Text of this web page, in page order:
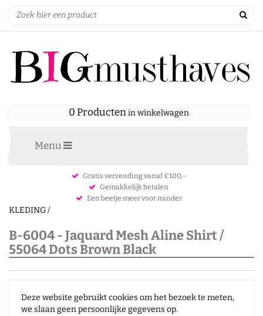
0 Producten in winkelwagen
Menu
Gratis verzending vanaf €100,-
Gemakkelijk betalen
Een beetje meer voor minder
KLEDING/
B-6004 - Jaquard Mesh Aline Shirt /
55064 Dots Brown Black
Deze website gebruikt cookies om het bezoek te meten,
we slaan geen persoonlijke gegevens op.